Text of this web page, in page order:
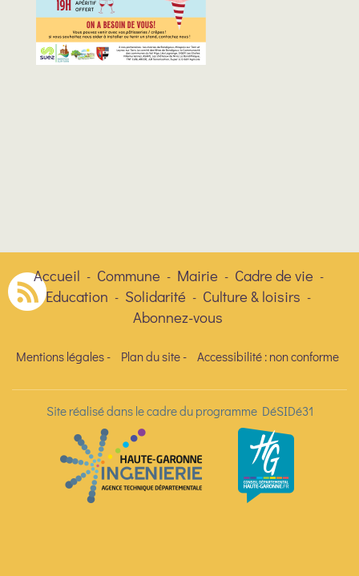
Accueil - Commune - Mairie - Cadre de vie -
Education - Solidarité - Culture & loisirs -
Abonnez-vous
Mentions légales - Plan du site - Accessibilité : non conforme
Site réalisé dans le cadre du programme DéSIDé31